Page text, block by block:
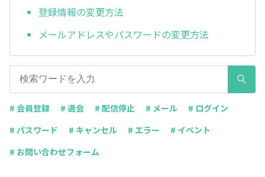
登録情報の変更方法
メールアドレスやパスワードの変更方法
# 会員登録 # 退会 # 配信停止 # メール
# ログイン
# パスワード
# キャンセル # エラー
# イベント
# お問い合わせフォーム